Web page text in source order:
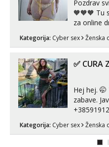
Pozdrav
🧡🧡🧡 Tu
za online
možete
ako vam
😉 Radim i
Kategorija: Cyber sex Ženska
✅ CURA
Hej hej.
zabave.
Whatsapp). 🤙 NE javljaj se
Hvala.
Kategorija: Cyber sex Ženska